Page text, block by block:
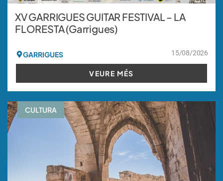
XV GARRIGUES GUITAR FESTIVAL – LA
FLORESTA (Garrigues)
GARRIGUES 15/08/2026
VEURE MÉS
CULTURA